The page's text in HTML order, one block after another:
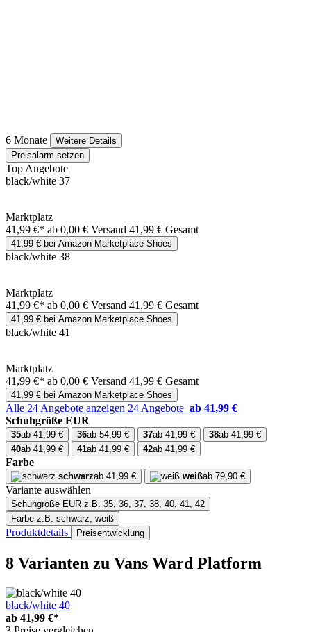
6 Monate
Weitere Details
Preisalarm setzen
Top Angebote
black/white 37
Marktplatz
41,99 €* ab 0,00 € Versand 41,99 € Gesamt
41,99 € bei Amazon Marketplace Shoes
black/white 38
Marktplatz
41,99 €* ab 0,00 € Versand 41,99 € Gesamt
41,99 € bei Amazon Marketplace Shoes
black/white 41
Marktplatz
41,99 €* ab 0,00 € Versand 41,99 € Gesamt
41,99 € bei Amazon Marketplace Shoes
Alle 24 Angebote anzeigen 24 Angebote ab 41,99 €
Schuhgröße EUR
35ab 41,99 € 36ab 54,99 € 37ab 41,99 € 38ab 41,99 €
40ab 41,99 € 41ab 41,99 € 42ab 41,99 €
Farbe
schwarzab 41,99 € weißab 79,90 €
Variante auswählen
Schuhgröße EUR z.B. 35, 36, 37, 38, 40, 41, 42
Farbe z.B. schwarz, weiß
Produktdetails Preisentwicklung
8 Varianten zu Vans Ward Platform
black/white 40
ab 41,99 €*